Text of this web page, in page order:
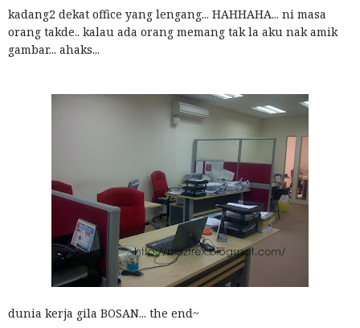
kadang2 dekat office yang lengang... HAHHAHA... ni masa
orang takde.. kalau ada orang memang tak la aku nak amik
gambar... ahaks...
dunia kerja gila BOSAN... the end~